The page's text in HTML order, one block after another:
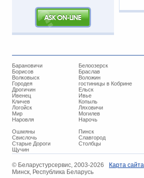
Барановичи Белоозерск
Борисов
Браслав
Волковыск
Воложин
Городея
гостиницы в Кобрине
Дрогичин
Ельск
Ивенец
Ивье
Кличев
Копыль
Логойск
Ляховичи
Мир
Могилев
Наровля
Нарочь
Ошмяны
Пинск
Свислочь
Славгород
Старые Дороги
Столбцы
Щучин
© ​Беларустурсервис, 2003-2026
Минск, Республика Беларусь
Карта сайта